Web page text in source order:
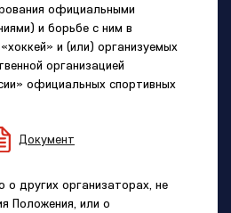
официальными
и борьбе с ним в
и (или) организуемых
организацией
официальных спортивных
Документ
о других организаторах, не
Положения, или о